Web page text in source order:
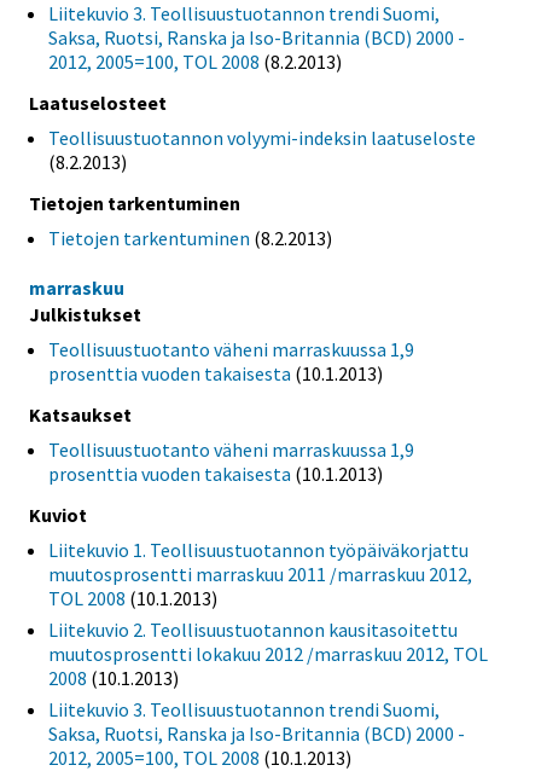
Liitekuvio 3. Teollisuustuotannon trendi Suomi,
Saksa, Ruotsi, Ranska ja Iso-Britannia (BCD) 2000 -
2012, 2005=100, TOL 2008 (8.2.2013)
Laatuselosteet
Teollisuustuotannon volyymi-indeksin laatuseloste
(8.2.2013)
Tietojen tarkentuminen
Tietojen tarkentuminen (8.2.2013)
marraskuu
Julkistukset
Teollisuustuotanto väheni marraskuussa 1,9
prosenttia vuoden takaisesta (10.1.2013)
Katsaukset
Teollisuustuotanto väheni marraskuussa 1,9
prosenttia vuoden takaisesta (10.1.2013)
Kuviot
Liitekuvio 1. Teollisuustuotannon työpäiväkorjattu
muutosprosentti marraskuu 2011 /marraskuu 2012,
TOL 2008 (10.1.2013)
Liitekuvio 2. Teollisuustuotannon kausitasoitettu
muutosprosentti lokakuu 2012 /marraskuu 2012, TOL
2008 (10.1.2013)
Liitekuvio 3. Teollisuustuotannon trendi Suomi,
Saksa, Ruotsi, Ranska ja Iso-Britannia (BCD) 2000 -
2012, 2005=100, TOL 2008 (10.1.2013)